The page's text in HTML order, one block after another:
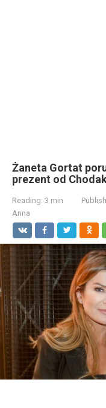
Żaneta Gortat
prezent od
Reading: 3 min
Anna